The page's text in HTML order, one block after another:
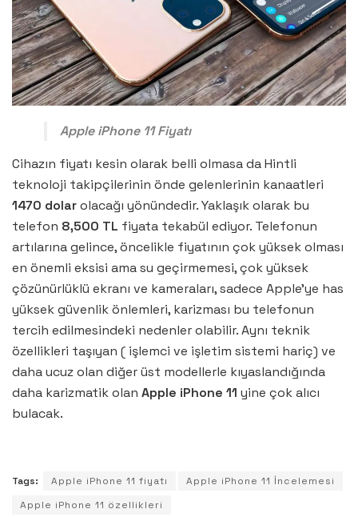
Apple iPhone 11 Fiyatı
Cihazın fiyatı kesin olarak belli olmasa da Hintli
teknoloji takipçilerinin önde gelenlerinin kanaatleri
1470 dolarolacağı yönündedir. Yaklaşık olarak bu
telefon 8,500 TL fiyata tekabül ediyor. Telefonun
artılarına gelince, öncelikle fiyatının çok yüksek olması
en önemli eksisi ama su geçirmemesi, çok yüksek
çözünürlüklü ekranı ve kameraları, sadece Apple’ye has
yüksek güvenlik önlemleri, karizması bu telefonun
tercih edilmesindeki nedenler olabilir. Aynı teknik
özellikleri taşıyan ( işlemci ve işletim sistemi hariç) ve
daha ucuz olan diğer üst modellerle kıyaslandığında
daha karizmatik olan Apple iPhone 11 yine çok alıcı
bulacak.
Tags: Apple iPhone 11 fiyatı
Apple iPhone 11 İncelemesi
Apple iPhone 11 özellikleri